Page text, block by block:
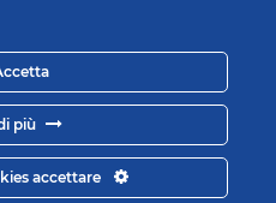
più
accettare